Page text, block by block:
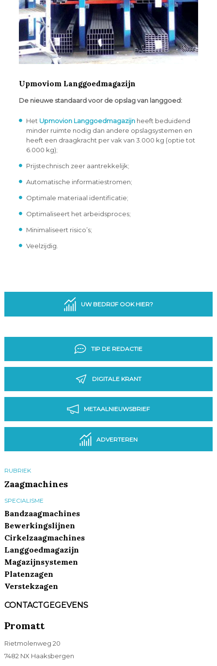
Upmoviom Langgoedmagazijn
De nieuwe standaard voor de opslag van langgoed:
Het Upmovion Langgoedmagazijnheeft beduidend
minder ruimte nodig dan andere opslagsystemen en
heeft een draagkracht per vak van 3.000 kg (optie tot
6.000 kg);
Prijstechnisch zeer aantrekkelijk;
Automatische informatiestromen;
Optimale materiaal identificatie;
Optimaliseert het arbeidsproces;
Minimaliseert risico’s;
Veelzijdig.
UW BEDRIJF OOK HIER?
TIP DE REDACTIE
DIGITALE KRANT
METAALNIEUWSBRIEF
ADVERTEREN
RUBRIEK
Zaagmachines
SPECIALISME
Bandzaagmachines
Bewerkingslijnen
Cirkelzaagmachines
Langgoedmagazijn
Magazijnsystemen
Platenzagen
Verstekzagen
CONTACTGEGEVENS
Promatt
Rietmolenweg 20
7482 NX Haaksbergen